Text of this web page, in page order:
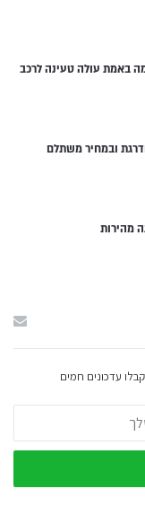
באמת עולה טעינה לרכב
מהירות
עדכונים חמים